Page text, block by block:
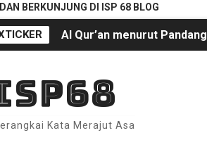
DAN BERKUNJUNG DI ISP 68 BLOG
Al Qur’an menurut
Interaktif | Kenapa Tuhan
Apakah Iblis Juga Utusan
Kata Merajut Asa